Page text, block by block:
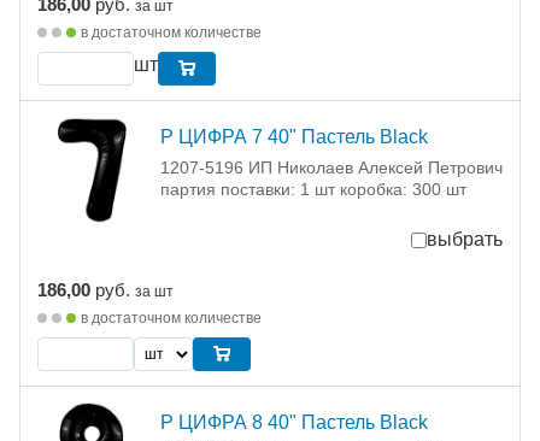
186,00 руб. за шт
в достаточном количестве
шт
Р ЦИФРА 7 40" Пастель Black
1207-5196 ИП Николаев Алексей Петрович
партия поставки: 1 шт коробка: 300 шт
выбрать
186,00 руб. за шт
в достаточном количестве
Р ЦИФРА 8 40" Пастель Black